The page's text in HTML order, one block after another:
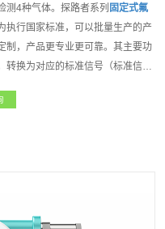
测4种气体。探路者系列 固定式氟
执行国家标准，可以批量生产的产
制，产品更专业更可靠。其主要功
转换为对应的标准信号（标准信号
能强大的智能化气体检测报警控制